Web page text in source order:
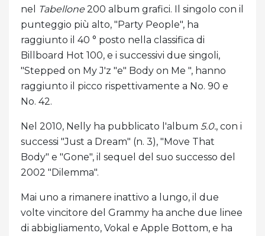
nel
Tabellone200 album grafici. Il singolo con il
punteggio più alto, "Party People", ha
raggiunto il 40 ° posto nella classifica di
Billboard Hot 100, e i successivi due singoli,
"Stepped on My J'z "e" Body on Me ", hanno
raggiunto il picco rispettivamente a No. 90 e
No. 42.
Nel 2010, Nelly ha pubblicato l'album 5.0., con i
successi "Just a Dream" (n. 3), "Move That
Body" e "Gone", il sequel del suo successo del
2002 "Dilemma".
Mai uno a rimanere inattivo a lungo, il due
volte vincitore del Grammy ha anche due linee
di abbigliamento, Vokal e Apple Bottom, e ha